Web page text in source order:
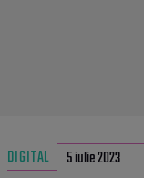
DIGITAL 5 iulie 2023